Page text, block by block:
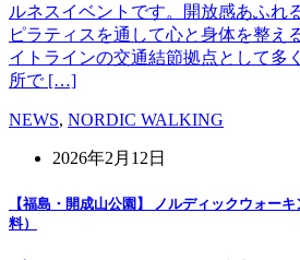
ルネスイベントです。開放感あふれ
ピラティスを通して心と身体を整え
イトラインの交通結節拠点として多
所で […]
NEWS, NORDIC WALKING
2026年2月12日
【福島・開成山公園】 ノルディックウォー
料）